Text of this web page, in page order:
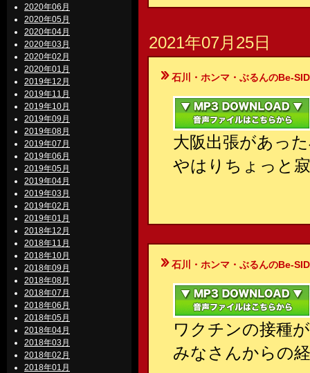
2020年06月
2020年05月
2020年04月
2020年03月
2020年02月
2020年01月
2019年12月
2019年11月
2019年10月
2019年09月
2019年08月
2019年07月
2019年06月
2019年05月
2019年04月
2019年03月
2019年02月
2019年01月
2018年12月
2018年11月
2018年10月
2018年09月
2018年08月
2018年07月
2018年06月
2018年05月
2018年04月
2018年03月
2018年02月
2018年01月
2021年07月25日
石川・ホンマ・ぶるんのBe-
大阪出張があっ
やはりちょっと
石川・ホンマ・ぶるんのBe-
ワクチンの接種
みなさんからの